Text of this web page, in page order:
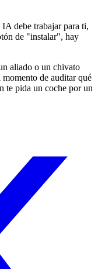
debe trabajar para ti,
de "instalar", hay
aliado o un chivato
momento de auditar qué
te pida un coche por un